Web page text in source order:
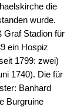
die
wurde.
Graf Stadion für
ein Hospiz
1799: zwei)
1740). Die für
Banhard
Burgruine